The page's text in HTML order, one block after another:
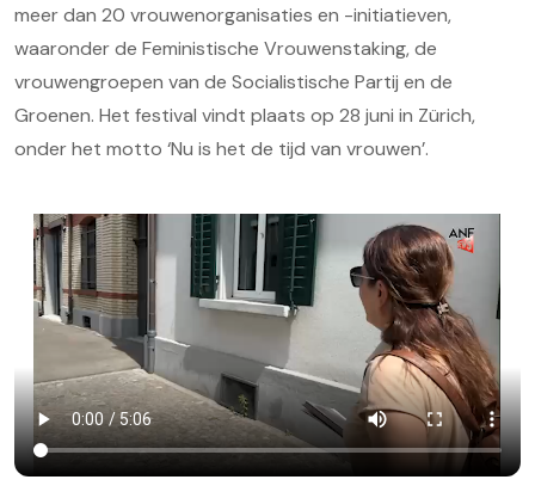
meer dan 20 vrouwenorganisaties en -initiatieven,
waaronder de Feministische Vrouwenstaking, de
vrouwengroepen van de Socialistische Partij en de
Groenen. Het festival vindt plaats op 28 juni in Zürich,
onder het motto ‘Nu is het de tijd van vrouwen’.